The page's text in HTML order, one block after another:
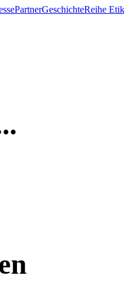
PartnerGeschichteReihe